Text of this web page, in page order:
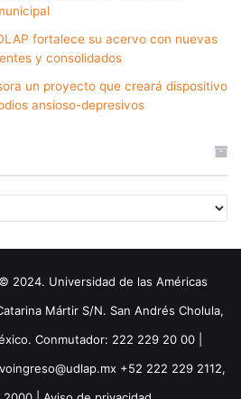
fortalece su acervo con nuevas
y consolidados
un proyecto que creará dispositivo
ansioso-depresivos
2024. Universidad de las Américas
Mártir S/N. San Andrés Cholula,
Conmutador: 222 229 20 00 |
+52 222 229 2112,